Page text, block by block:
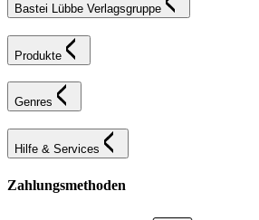
Bastei Lübbe Verlagsgruppe
Produkte
Genres
Hilfe & Services
Zahlungsmethoden